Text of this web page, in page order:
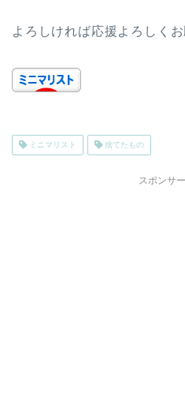
よろしければ応援よろしくお
ミニマリスト 捨てたもの
スポンサ